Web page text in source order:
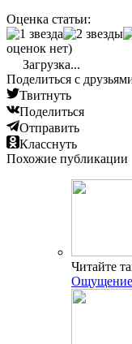
Оценка статьи:
оценок нет)
Загрузка...
Поделиться с
Твитнуть
Поделиться
Отправить
Класснуть
Похожие публикации
Читайте
Ощущение